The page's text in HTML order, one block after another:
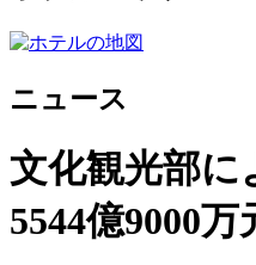
ニュース
文化観光部に
5544億9000